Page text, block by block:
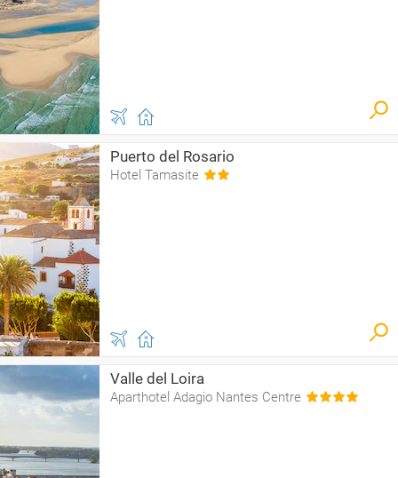
Puerto del Rosario
Hotel Tamasite
Valle del Loira
Aparthotel Adagio Nantes Centre